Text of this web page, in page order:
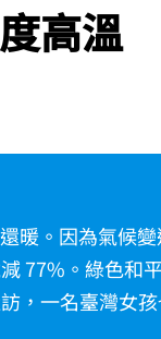
高溫
暖。因為氣候
77%。綠色和
，一名臺灣女